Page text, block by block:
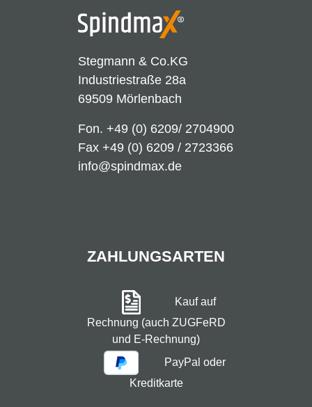
Stegmann & Co.KG
Industriestraße 28a
69509 Mörlenbach
Fon. +49 (0) 6209/ 2704900
Fax +49 (0) 6209 / 2723366
info@spindmax.de
ZAHLUNGSARTEN
Kauf auf
Rechnung (auch ZUGFeRD
und E-Rechnung)
PayPal oder
Kreditkarte